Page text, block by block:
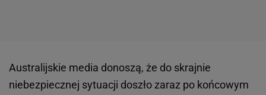
Australijskie media donoszą, że do skrajnie
niebezpiecznej sytuacji doszło zaraz po końcowym